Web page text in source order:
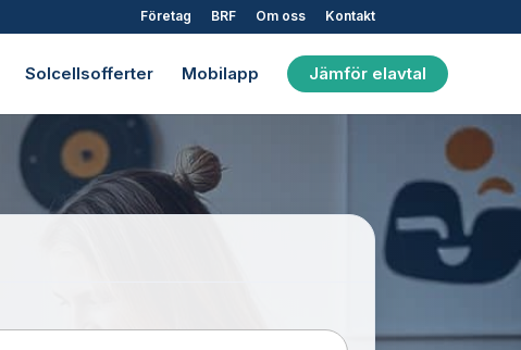
Företag BRF Om oss Kontakt
Solcellsofferter Mobilapp Jämför elavtal